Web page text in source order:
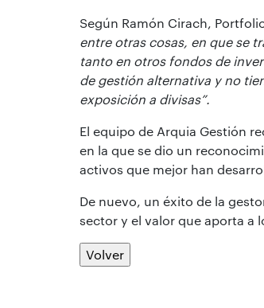
Según Ramón Cirach,
entre otras cosas, en que se
tanto en otros fondos de
de gestión alternativa y no
exposición a divisas”.
El equipo de Arquia Gestión
en la que se dio un
activos que mejor han
De nuevo, un éxito de la
sector y el valor que aporta a
Volver